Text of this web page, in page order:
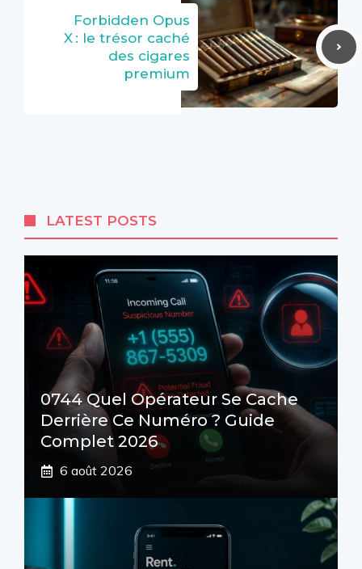
Forbidden Opus
X : le trésor caché
des cigares
premium
LATEST POSTS
0744 Quel Opérateur Se Cache
Derrière Ce Numéro ? Guide
Complet 2026
6 août 2026